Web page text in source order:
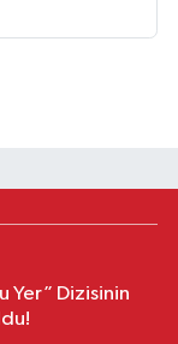
Yer” Dizisinin